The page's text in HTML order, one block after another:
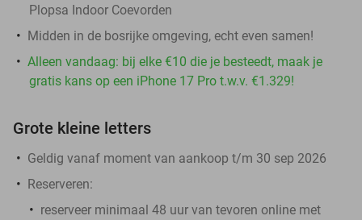
Plopsa Indoor Coevorden
Midden in de bosrijke omgeving, echt even samen!
Alleen vandaag: bij elke €10 die je besteedt, maak je
gratis kans op een iPhone 17 Pro t.w.v. €1.329!
Grote kleine letters
Geldig vanaf moment van aankoop t/m 30 sep 2026
Reserveren:
reserveer minimaal 48 uur van tevoren online met